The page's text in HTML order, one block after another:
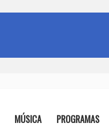
MÚSICA PROGRAMAS